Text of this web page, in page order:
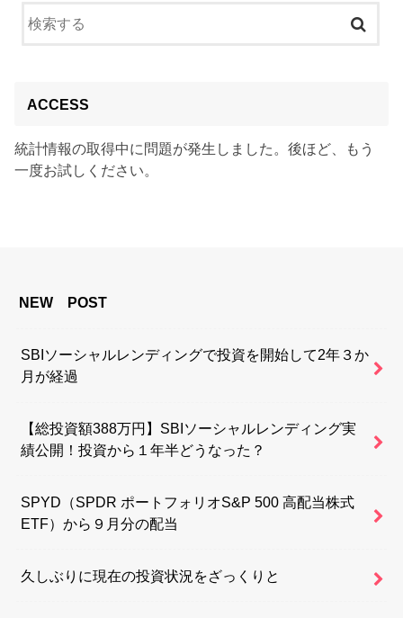
ACCESS
統計情報の取得中に問題が発生しました。後ほど、もう
一度お試しください。
NEW POST
SBIソーシャルレンディングで投資を開始して2年３か
月が経過
【総投資額388万円】SBIソーシャルレンディング実
績公開！投資から１年半どうなった？
SPYD（SPDR ポートフォリオS&P 500 高配当株式
ETF）から９月分の配当
久しぶりに現在の投資状況をざっくりと